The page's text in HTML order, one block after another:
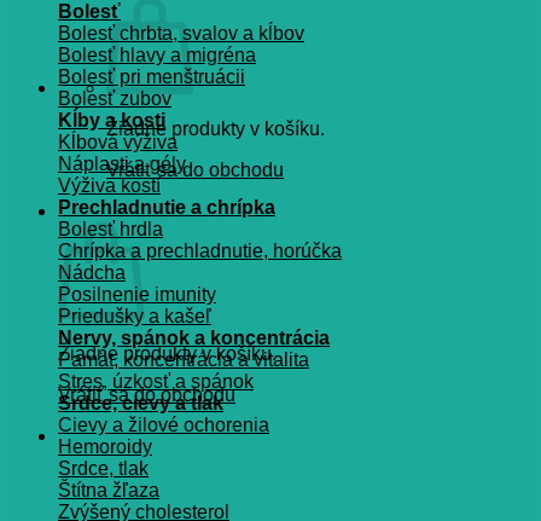
Žiadne produkty v košíku.
Vrátiť sa do obchodu
Košík
Žiadne produkty v košíku.
Vrátiť sa do obchodu
Bolesť
Bolesť chrbta, svalov a kĺbov
Bolesť hlavy a migréna
Bolesť pri menštruácii
Bolesť zubov
Kĺby a kosti
Kĺbová výživa
Náplasti a gély
Výživa kostí
Prechladnutie a chrípka
Bolesť hrdla
Chrípka a prechladnutie, horúčka
Nádcha
Posilnenie imunity
Priedušky a kašeľ
Nervy, spánok a koncentrácia
Pamät, koncentrácia a vitalita
Stres, úzkosť a spánok
Srdce, cievy a tlak
Cievy a žilové ochorenia
Hemoroidy
Srdce, tlak
Štítna žľaza
Zvýšený cholesterol